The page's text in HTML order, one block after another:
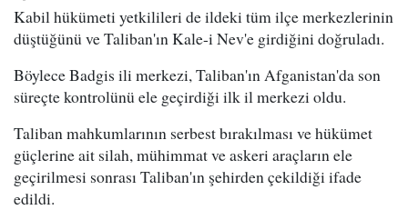
Kabil hükümeti yetkilileri de ildeki tüm ilçe merkezlerinin
düştüğünü ve Taliban'ın Kale-i Nev'e girdiğini doğruladı.
Böylece Badgis ili merkezi, Taliban'ın Afganistan'da son
süreçte kontrolünü ele geçirdiği ilk il merkezi oldu.
Taliban mahkumlarının serbest bırakılması ve hükümet
güçlerine ait silah, mühimmat ve askeri araçların ele
geçirilmesi sonrası Taliban'ın şehirden çekildiği ifade
edildi.